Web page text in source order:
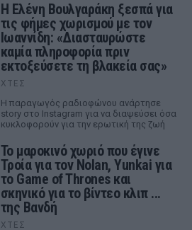
Η Ελένη Βουλγαράκη ξεσπά για
τις φήμες χωρισμού με τον
Ιωαννίδη: «Διασταυρώστε
καμία πληροφορία πριν
εκτοξεύσετε τη βλακεία σας»
ΧΤΕΣ
Η παραγωγός ραδιοφώνου ανάρτησε
story στο Instagram για να διαψεύσει όσα
κυκλοφορούν για την ερωτική της ζωή
Το μαροκινό χωριό που έγινε
Τροία για τον Nolan, Yunkai για
το Game of Thrones και
σκηνικό για το βίντεο κλιπ ...
της Βανδή
ΧΤΕΣ